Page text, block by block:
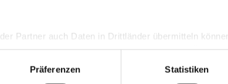
Partner auch Daten in Drittländer übermitteln
als in der EU. Wir stellen sicher, dass die
Datenschutzgesetzen erfolgt und geeignete
Präferenzen Statistiken